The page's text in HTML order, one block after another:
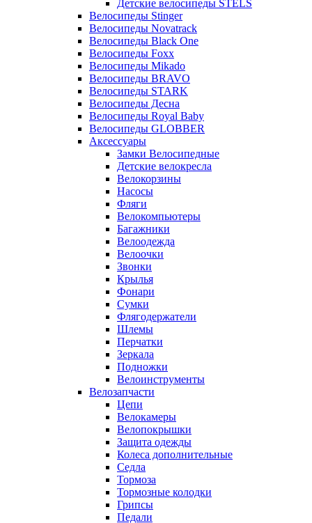
Детские велосипеды STELS
Велосипеды Stinger
Велосипеды Novatrack
Велосипеды Black One
Велосипеды Foxx
Велосипеды Mikado
Велосипеды BRAVO
Велосипеды STARK
Велосипеды Десна
Велосипеды Royal Baby
Велосипеды GLOBBER
Аксессуары
Замки Велосипедные
Детские велокресла
Велокорзины
Насосы
Фляги
Велокомпьютеры
Багажники
Велоодежда
Велоочки
Звонки
Крылья
Фонари
Сумки
Флягодержатели
Шлемы
Перчатки
Зеркала
Подножки
Велоинструменты
Велозапчасти
Цепи
Велокамеры
Велопокрышки
Защита одежды
Колеса дополнительные
Седла
Тормоза
Тормозные колодки
Грипсы
Педали